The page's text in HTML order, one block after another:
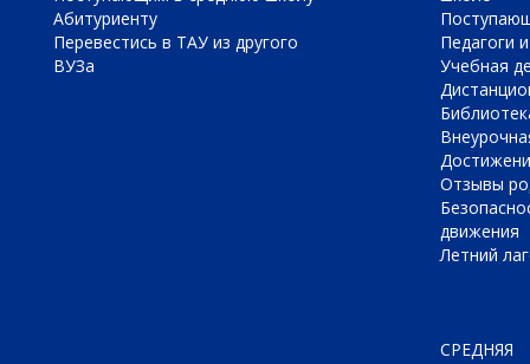
Абитуриенту
Перевестись в ТАУ из другого
ВУЗа
Педагоги
Учебная
Отзывы
движения
Летний
СРЕДНЯЯ